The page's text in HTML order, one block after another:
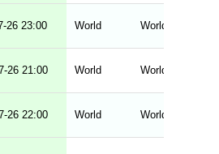
26 23:00 World World Cup -
26 21:00 World World Cup -
26 22:00 World World Cup -